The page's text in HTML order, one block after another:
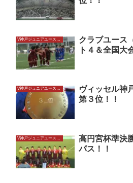
クラブユース
ト４＆全国大
V神戸ジュニアユースU15
ヴィッセル神
第３位！！
高円宮杯準
パス！！